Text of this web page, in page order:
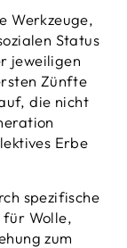
Werkzeuge,
Status
jeweiligen
Zünfte
die nicht
Erbe
spezifische
für Wolle,
zum